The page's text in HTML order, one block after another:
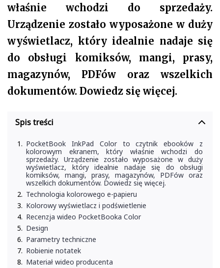
właśnie wchodzi do sprzedaży.
Urządzenie zostało wyposażone w duży
wyświetlacz, który idealnie nadaje się
do obsługi komiksów, mangi, prasy,
magazynów, PDFów oraz wszelkich
dokumentów. Dowiedz się więcej.
Spis treści
PocketBook InkPad Color to czytnik ebooków z
kolorowym ekranem, który właśnie wchodzi do
sprzedaży. Urządzenie zostało wyposażone w duży
wyświetlacz, który idealnie nadaje się do obsługi
komiksów, mangi, prasy, magazynów, PDFów oraz
wszelkich dokumentów. Dowiedz się więcej.
Technologia kolorowego e-papieru
Kolorowy wyświetlacz i podświetlenie
Recenzja wideo PocketBooka Color
Design
Parametry techniczne
Robienie notatek
Materiał wideo producenta